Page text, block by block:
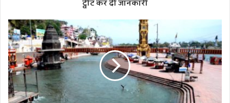
ट्वीट कर दी जानकारी